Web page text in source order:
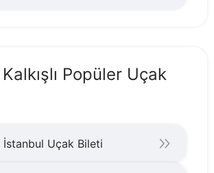
Popüler Uçak
Uçak Bileti